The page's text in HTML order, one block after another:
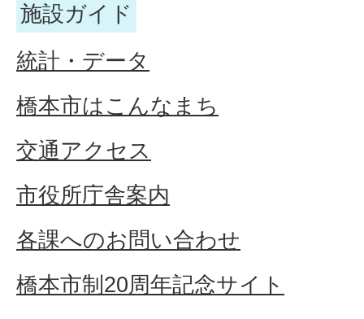
施設ガイド
統計・データ
橋本市はこんなまち
交通アクセス
市役所庁舎案内
各課へのお問い合わせ
橋本市制20周年記念サイト